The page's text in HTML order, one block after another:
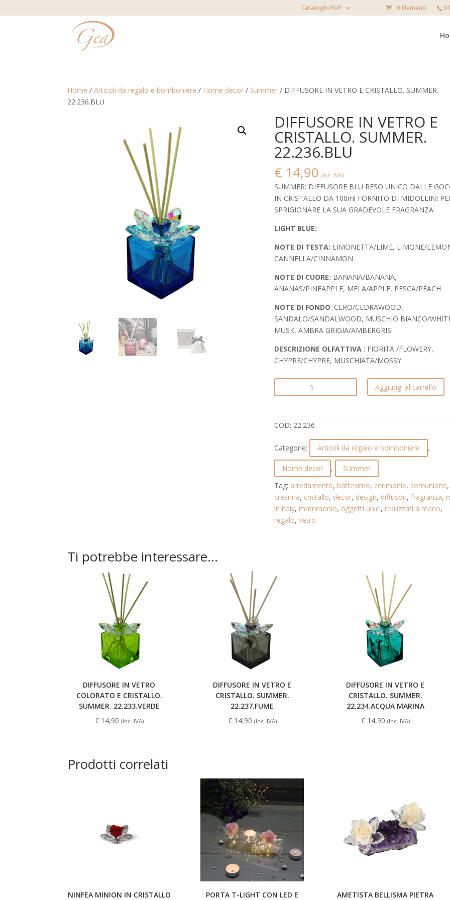
Cataloghi PDF 0 Elementi
Home /Articoli da regalo e bomboniere / Home decor / Summer / DIFFUSORE IN VETRO E CRISTALLO. SUMMER.
22.236.BLU
DIFFUSORE IN VETRO E
CRISTALLO. SUMMER.
22.236.BLU
€ 14,90 (Inc. IVA)
SUMMER: DIFFUSORE BLU RESO UNICO DALLE
IN CRISTALLO DA 100ml FORNITO DI MIDOLLINI
SPRIGIONARE LA SUA GRADEVOLE FRAGRANZA
LIGHT BLUE:
NOTE DI TESTA: LIMONETTA/LIME, LIMONE/
CANNELLA/CINNAMON
NOTE DI CUORE: BANANA/BANANA,
ANANAS/PINEAPPLE, MELA/APPLE, PESCA/PEACH
NOTE DI FONDO: CERO/CEDRAWOOD,
SANDALO/SANDALWOOD, MUSCHIO BIANCO/
MUSK, AMBRA GRIGIA/AMBERGRIS
DESCRIZIONE OLFATTIVA : FIORITA /FLOWERY,
CHYPRE/CHYPRE, MUSCHIATA/MOSSY
DIFFUSORE
IN
E
CRISTALLO.
22.236.BLU
quantità
Aggiungi al carrello
COD: 22.236
Categorie: Articoli da regalo e bomboniere ,
Home decor ,
Summer
Tag: arredamento, battesimo, cerimonie, comunione,
cresima, cristallo, decor, design, diffusori,fragranza,
in italy, matrimonio, oggetti unici, realizzati a mano,
regalo,vetro
Ti potrebbe interessare…
DIFFUSORE IN VETRO
COLORATO E CRISTALLO.
SUMMER. 22.233.VERDE
€14,90 (Inc. IVA)
DIFFUSORE IN VETRO E
CRISTALLO. SUMMER.
22.237.FUME
€14,90 (Inc. IVA)
DIFFUSORE IN VETRO E
CRISTALLO. SUMMER.
22.234.ACQUA MARINA
€14,90 (Inc. IVA)
Prodotti correlati
NINFEA MINION IN CRISTALLO PORTA T-LIGHT CON LED E AMETISTA BELLISMA PIETRA